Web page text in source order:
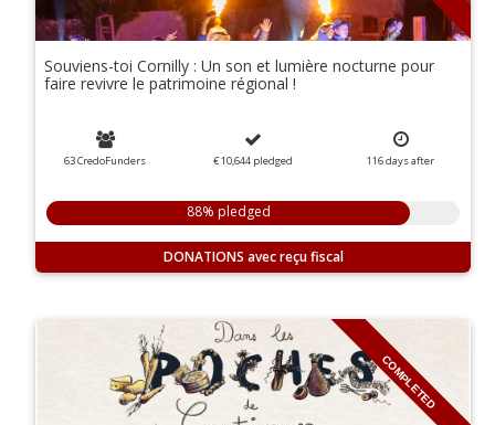
Souviens-toi Cornilly : Un son et lumière nocturne pour
faire revivre le patrimoine régional !
63 CredoFunders € 10,644 pledged 116daysafter
88% pledged
DONATIONS
COMPLETED